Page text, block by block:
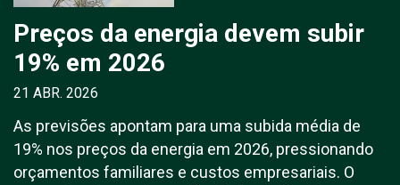
Preços da energia devem subir
19% em 2026
21 ABR. 2026
As previsões apontam para uma subida média de
19% nos preços da energia em 2026, pressionando
orçamentos familiares e custos empresariais. O